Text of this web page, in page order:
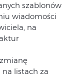
szablonów
wiadomości
na
listach za